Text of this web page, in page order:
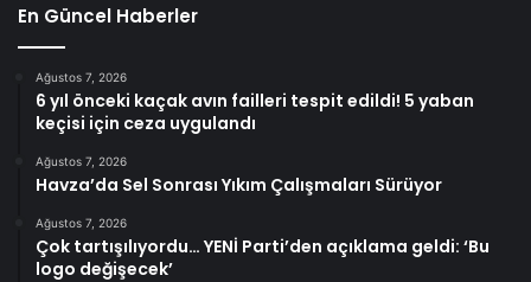
En Güncel Haberler
Ağustos 7, 2026
6 yıl önceki kaçak avın failleri tespit edildi! 5 yaban
keçisi için ceza uygulandı
Ağustos 7, 2026
Havza’da Sel Sonrası Yıkım Çalışmaları Sürüyor
Ağustos 7, 2026
Çok tartışılıyordu… YENİ Parti’den açıklama geldi: ‘Bu
logo değişecek’